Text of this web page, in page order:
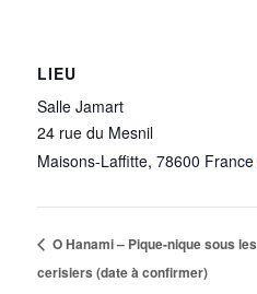
LIEU
Salle Jamart
24 rue du Mesnil
Maisons-Laffitte, 78600 France
O Hanami – Pique-nique sous les
cerisiers (date à confirmer)